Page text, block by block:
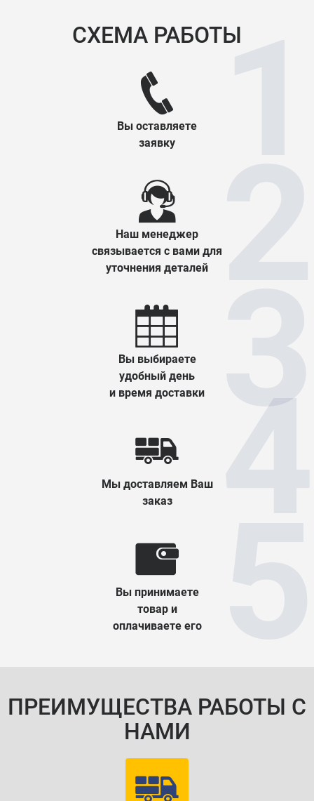
СХЕМА РАБОТЫ
Вы оставляете
заявку
Наш менеджер
связывается с вами для
уточнения деталей
Вы выбираете
удобный день
и время доставки
Мы доставляем Ваш
заказ
Вы принимаете
товар и
оплачиваете его
ПРЕИМУЩЕСТВА РАБОТЫ С
НАМИ